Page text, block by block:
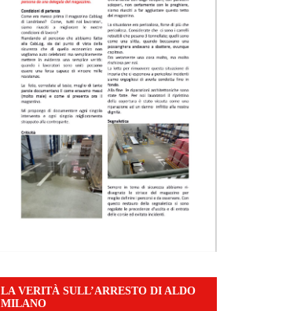
LA VERITÀ SULL’ARRESTO DI ALDO
MILANO